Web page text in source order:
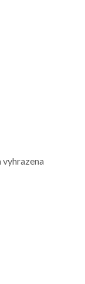
vyhrazena